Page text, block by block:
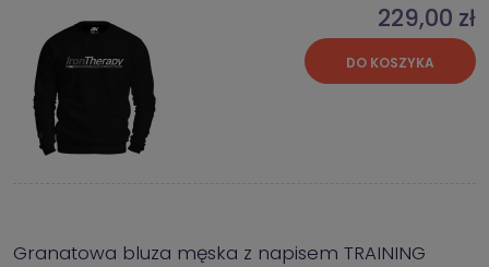
229,00 zł
DO KOSZYKA
Granatowa bluza męska z napisem TRAINING